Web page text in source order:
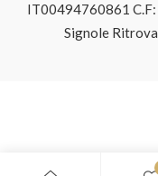
IT00494760861
Signole